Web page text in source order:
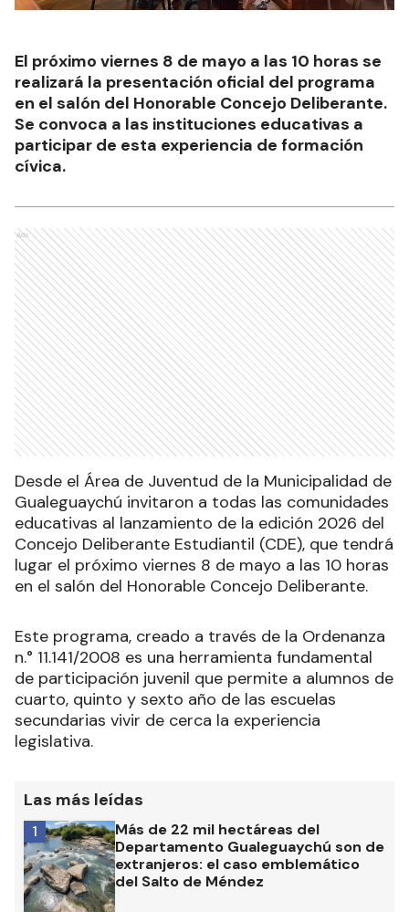
El próximo viernes 8 de mayo a las 10 horas se
realizará la presentación oficial del programa
en el salón del Honorable Concejo Deliberante.
Se convoca a las instituciones educativas a
participar de esta experiencia de formación
cívica.
Ads
Desde el Área de Juventud de la Municipalidad de
Gualeguaychú invitaron a todas las comunidades
educativas al lanzamiento de la edición 2026 del
Concejo Deliberante Estudiantil (CDE), que tendrá
lugar el próximo viernes 8 de mayo a las 10 horas
en el salón del Honorable Concejo Deliberante.
Este programa, creado a través de la Ordenanza
n.° 11.141/2008 es una herramienta fundamental
de participación juvenil que permite a alumnos de
cuarto, quinto y sexto año de las escuelas
secundarias vivir de cerca la experiencia
legislativa.
Las más leídas
Más de 22 mil hectáreas del
Departamento Gualeguaychú son de
extranjeros: el caso emblemático
del Salto de Méndez
1